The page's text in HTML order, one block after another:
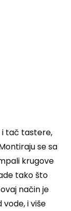
i tač tastere,
se sa
krugove
tako što
način je
i više